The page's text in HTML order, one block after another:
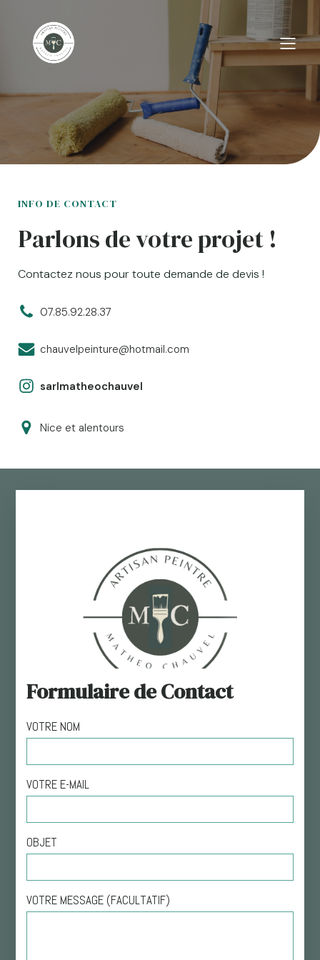
INFO DE CONTACT
Parlons de votre projet !
Contactez nous pour toute demande de devis !
07.85.92.28.37
chauvelpeinture@hotmail.com
sarlmatheochauvel
Nice et alentours
Formulaire de Contact
VOTRE NOM
VOTRE E-MAIL
OBJET
VOTRE MESSAGE (FACULTATIF)